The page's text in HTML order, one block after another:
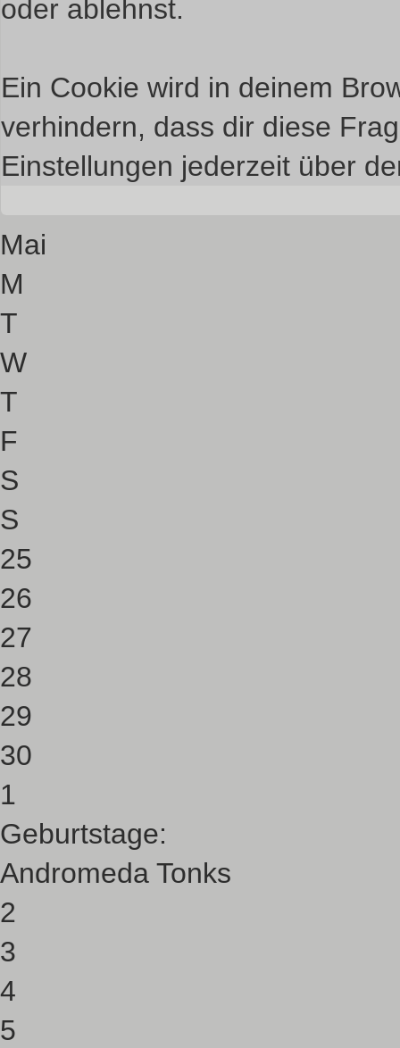
oder ablehnst.
Ein Cookie wird in deinem
verhindern, dass dir diese
Einstellungen jederzeit über
Mai
M
T
W
T
F
S
S
25
26
27
28
29
30
1
Geburtstage:
Andromeda Tonks
2
3
4
5